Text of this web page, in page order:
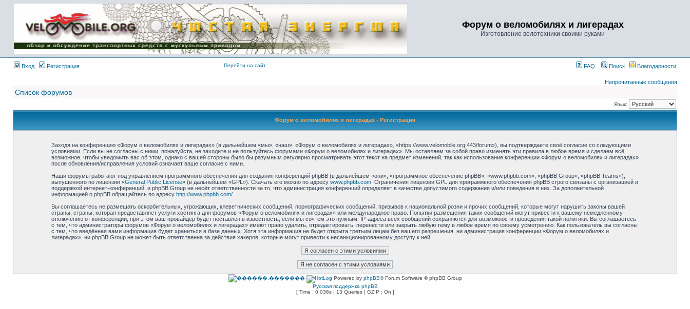
Имя пользователя:
Пароль:
{ LOG_ME_IN_SHORT
}
Форум о веломобилях и лигерадах
Изготовление велотехники своими руками
Вход Регистрация Перейти на сайт FAQ Поиск Благодарности
Непрочитанные сообщения
Список форумов
Язык:
Форум о веломобилях и лигерадах - Регистрация
Заходя на конференцию «Форум о веломобилях и лигерадах» (в дальнейшем «мы», «наш», «Форум о веломобилях и лигерадах», «https://www.velomobile.org:443/forum»), вы подтверждаете своё согласие со следующими
условиями. Если вы не согласны с ними, пожалуйста, не заходите и не пользуйтесь форумами «Форум о веломобилях и лигерадах». Мы оставляем за собой право изменять эти правила в любое время и сделаем всё
возможное, чтобы уведомить вас об этом, однако с вашей стороны было бы разумным регулярно просматривать этот текст на предмет изменений, так как использование конференции «Форум о веломобилях и лигерадах»
после обновления/исправления условий означает ваше согласие с ними.
Наши форумы работают под управлением программного обеспечения для создания конференций phpBB (в дальнейшем «они», «программное обеспечение phpBB», «www.phpbb.com», «phpBB Group», «phpBB Teams»),
выпущенного по лицензии «General Public License» (в дальнейшем «GPL»). Скачать его можно по адресу www.phpbb.com . Ограничения лицензии GPL для программного обеспечения phpBB строго связаны с организацией и
поддержкой интернет-конференций, и phpBB Group не несёт ответственности за то, что администрация конференций определяет в качестве допустимого содержания и/или поведения в них. За дополнительной
информацией о phpBB обращайтесь по адресу http://www.phpbb.com/
Вы соглашаетесь не размещать оскорбительных, угрожающих, клеветнических сообщений, порнографических сообщений, призывов к национальной розни и прочих сообщений, которые могут нарушить законы вашей
страны, страны, которая предоставляет услуги хостинга для форумов «Форум о веломобилях и лигерадах» или международное право. Попытки размещения таких сообщений могут привести к вашему немедленному
отключению от конференции, при этом ваш провайдер будет поставлен в известность, если мы сочтём это нужным. IP-адреса всех сообщений сохраняются для возможности проведения такой политики. Вы соглашаетесь
с тем, что администраторы форумов «Форум о веломобилях и лигерадах» имеют право удалить, отредактировать, перенести или закрыть любую тему в любое время по своему усмотрению. Как пользователь вы согласны
с тем, что введённая вами информация будет храниться в базе данных. Хотя эта информация не будет открыта третьим лицам без вашего разрешения, ни администрация конференции «Форум о веломобилях и
лигерадах», ни phpBB Group не может быть ответственна за действия хакеров, которые могут привести к несанкционированному доступу к ней.
Powered by phpBB® Forum Software © phpBB Group
Русская поддержка phpBB
[ Time : 0.036s | 13 Queries | GZIP : On ]